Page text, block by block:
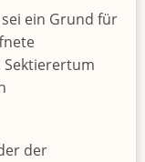
ein Grund für
Sektierertum
der